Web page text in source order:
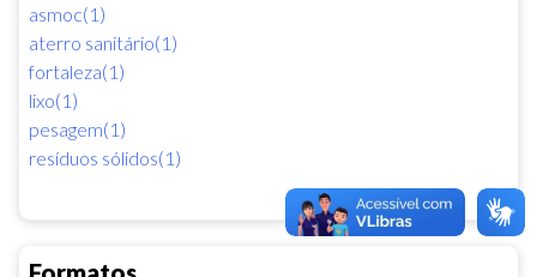
asmoc(1)
aterro sanitário(1)
fortaleza(1)
lixo(1)
pesagem(1)
resíduos sólidos(1)